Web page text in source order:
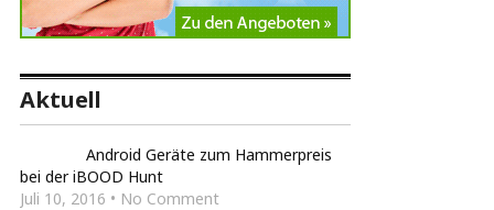
Aktuell
Android Geräte zum Hammerpreis
bei der iBOOD Hunt
Juli 10, 2016 • No Comment